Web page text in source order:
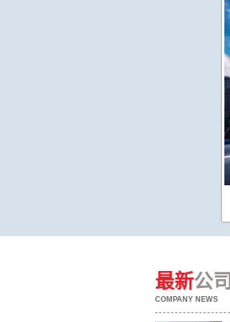
最新公司
COMPANY NEWS